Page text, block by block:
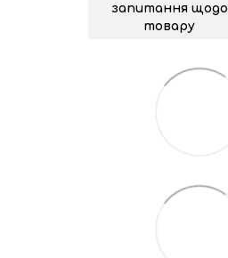
запитання щодо
товару